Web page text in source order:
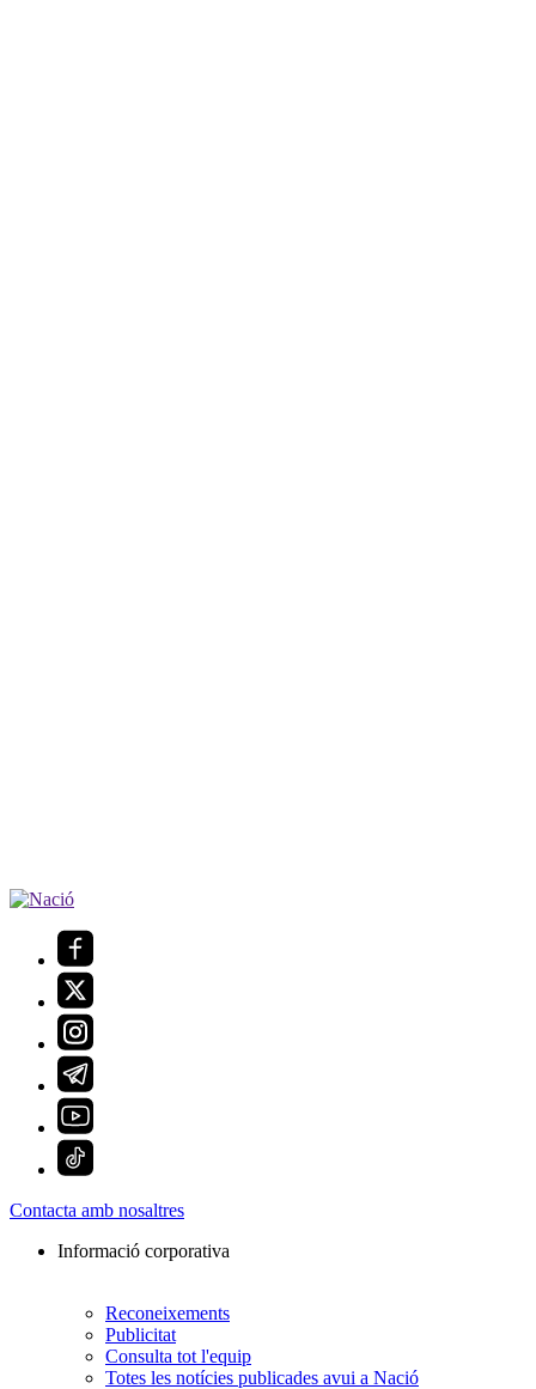
Contacta amb nosaltres
Informació corporativa
Reconeixements
Publicitat
Consulta tot l'equip
Totes les notícies publicades avui a Nació